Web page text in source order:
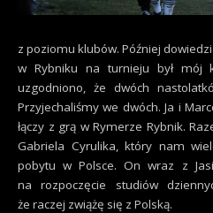
z poziomu klubów. Później
w Rybniku na turnieju był mój
uzgodniono, że dwóch
Przyjechaliśmy we dwóch. Ja i
łączy z grą w Rymerze Rybnik.
Gabriela Cyrulika, który nam
pobytu w Polsce. On wraz z
na rozpoczęcie studiów
że raczej zwiążę się z Polską.